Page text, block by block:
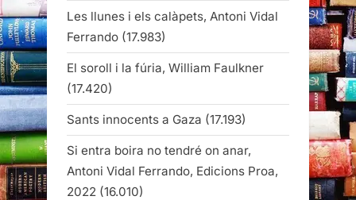
Les llunes i els calàpets, Antoni Vidal
Ferrando (17.983)
El soroll i la fúria, William Faulkner
(17.420)
Sants innocents a Gaza (17.193)
Si entra boira no tendré on anar,
Antoni Vidal Ferrando, Edicions Proa,
2022 (16.010)